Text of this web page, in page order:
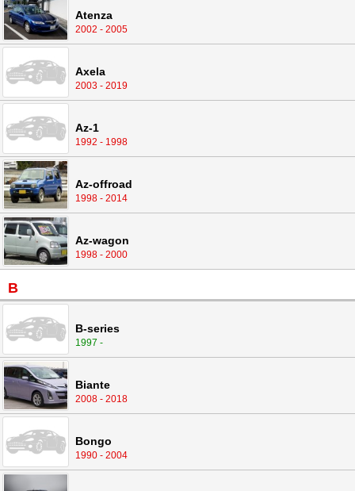
Atenza
2002 - 2005
Axela
2003 - 2019
Az-1
1992 - 1998
Az-offroad
1998 - 2014
Az-wagon
1998 - 2000
B
B-series
1997 -
Biante
2008 - 2018
Bongo
1990 - 2004